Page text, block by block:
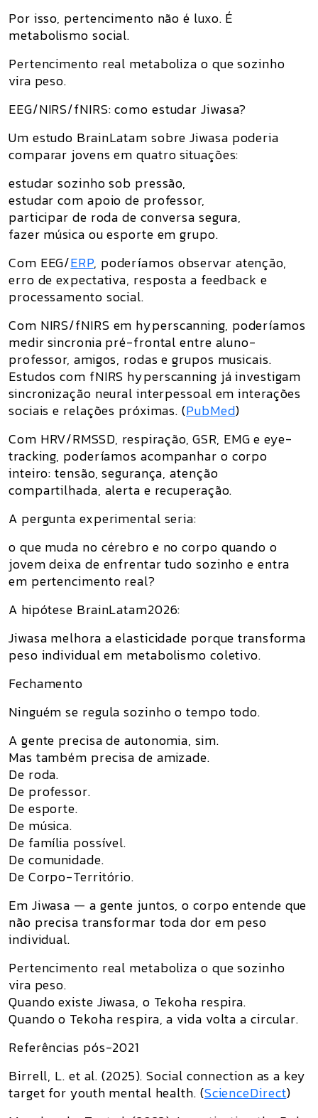
Por isso, pertencimento não é luxo. É
metabolismo social.
Pertencimento real metaboliza o que sozinho
vira peso.
EEG/NIRS/fNIRS: como estudar Jiwasa?
Um estudo BrainLatam sobreJiwasa poderia
comparar jovens em quatro situações:
estudar sozinho sob pressão,
estudar com apoio de professor,
participar de roda de conversa segura,
fazer música ou esporte em grupo.
Com EEG/ERP, poderíamos observar atenção,
erro de expectativa, resposta a feedback e
processamento social.
Com NIRS/fNIRS em hyperscanning, poderíamos
medir sincronia pré-frontal entre aluno-
professor, amigos, rodas e grupos musicais.
Estudos com fNIRS hyperscanning já investigam
sincronização neural interpessoal em interações
sociais e relações próximas. (PubMed)
Com HRV/RMSSD, respiração, GSR, EMG e eye-
tracking, poderíamos acompanhar o corpo
inteiro: tensão, segurança, atenção
compartilhada, alerta e recuperação.
A pergunta experimental seria:
o que muda no cérebro e no corpo quando o
jovem deixa de enfrentar tudo sozinho e entra
em pertencimento real?
A hipótese BrainLatam2026:
Jiwasa melhora a elasticidade porque transforma
peso individual em metabolismo coletivo.
Fechamento
Ninguém se regula sozinho o tempo todo.
A gente precisa de autonomia, sim.
Mas também precisa de amizade.
De roda.
De professor.
De esporte.
De música.
De família possível.
De comunidade.
De Corpo-Território.
Em Jiwasa — a gente juntos, o corpo entende que
não precisa transformar toda dor em peso
individual.
Pertencimento real metaboliza o que sozinho
vira peso.
Quando existe Jiwasa, o Tekoha respira.
Quando o Tekoha respira, a vida volta a circular.
Referências pós-2021
Birrell, L. et al. (2025).Social connection as a key
target for youth mental health. (ScienceDirect)